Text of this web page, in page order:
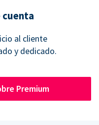
al cliente
y dedicado.
Premium